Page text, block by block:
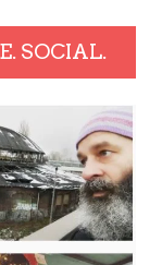
SOCIAL.